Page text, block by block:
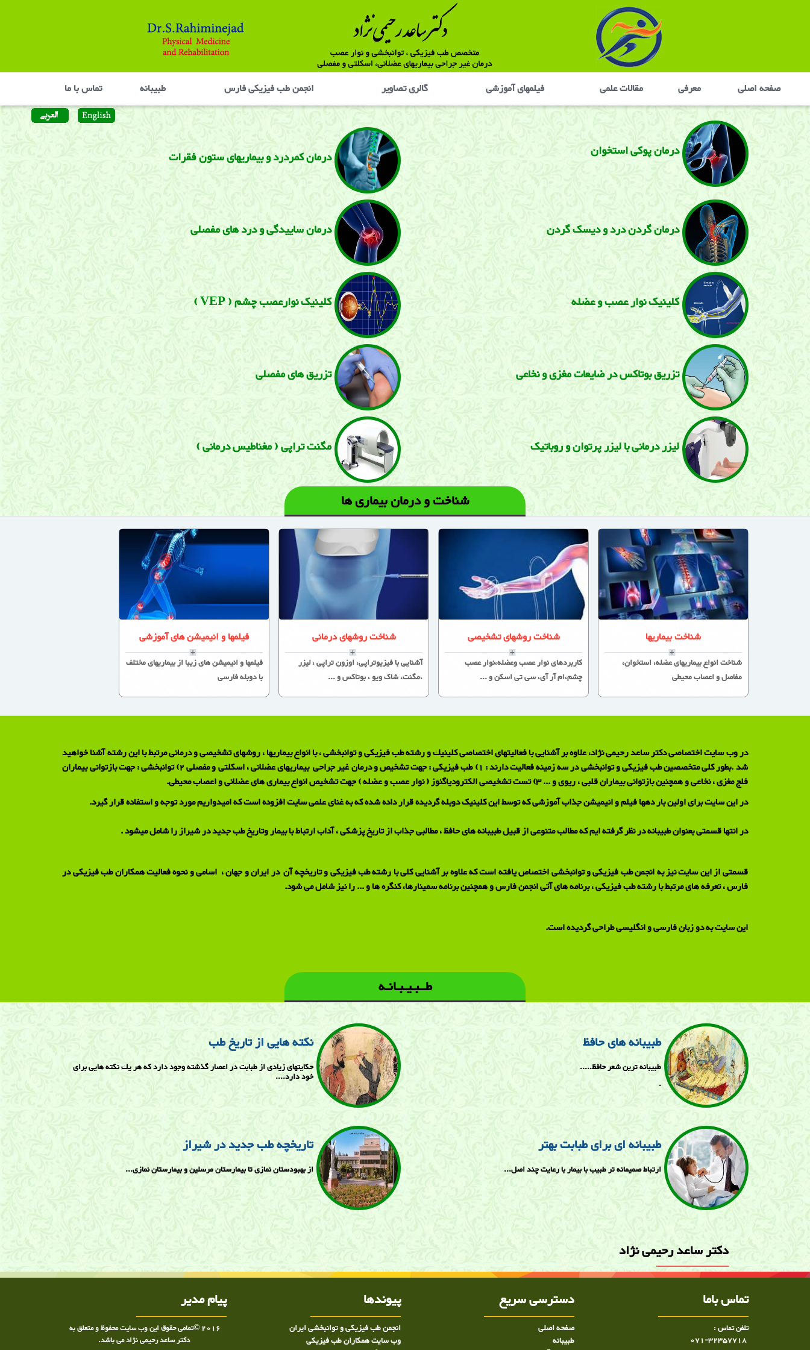
صفحه اصلی معرفی مقالات علمی فيلمهای آموزشی گالری تصاوير انجمن طب فیزیکی فارس طبیبانه تماس با ما
درمان پوکی استخوان درمان كمردرد و بیماریهای ستون فقرات
درمان گردن درد و دیسک گردن درمان ساییدگی و درد های مفصلی
كلینیک نوار عصب و عضله كلینیک نوارعصب چشم ( VEP )
تزریق بوتاكس در ضایعات مغزی و نخاعی تزریق های مفصلی
لیزر درمانی با لیزر پرتوان و روباتیک مگنت تراپی ( مغناطیس درمانی )
شناخت و درمان بیماری ها
شناخت بیماریها
شناخت انواع بیماریهای عضله، استخوان،
مفاصل و اعصاب محیطی
شناخت روشهای تشخیصی
کاربردهای نوار عصب وعضله،نوار عصب
چشم،ام آر آی، سی تی اسکن و ...
شناخت روشهای درمانی
آشنایی با فیزیوتراپی، اوزون تراپی ، لیزر
،مگنت، شاک ویو ، بوتاکس و ...
فیلمها و انیمیشن های آموزشی
فیلمها و انیمیشن های زیبا از بیماریهای مختلف
با دوبله فارسی
در وب سایت اختصاصی دکتر ساعد رحیمی نژاد، علاوه بر آشنایی با فعالیتهای اختصاصی كلینیك و رشته طب فیزیكی و توانبخشی ، با انواع بیماریها ، روشهای تشخیصی و درمانی مرتبط با این رشته آشنا خواهید
شد .بطور کلی متخصصین طب فیزیکی و توانبخشی در سه زمینه فعالیت دارند : 1) طب فیزیکی : جهت تشخیص و درمان غیر جراحی بیماریهای عضلانی ، اسکلتی و مفصلی 2) توانبخشی : جهت بازتوانی بیماران
فلج مغزی ، نخاعی و همچنین بازتوانی بیماران قلبی ، ریوی و ... 3) تست تشخیصی الکترودیاگنوز ( نوار عصب و عضله ) جهت تشخیص انواع بیماری های عضلانی و اعصاب محیطی.
در این سایت برای اولین بار دهها فیلم و انیمیشن جذاب آموزشی که توسط این کلینیک دوبله گردیده قرار داده شده که به غنای علمی سایت افزوده است که امیدواریم مورد توجه و استفاده قرار گیرد.
در انتها قسمتی بعنوان طبیبانه در نظر گرفته ایم که مطالب متنوعی از قبیل طبیبانه های حافظ ، مطالبی جذاب از تاریخ پزشکی ، آداب ارتباط با بیمار وتاریخ طب جدید در شیراز را شامل میشود .
قسمتی از این سایت نیز به انجمن طب فیزیکی و توانبخشی اختصاص یافته است که علاوه بر آشنایی کلی با رشته طب فیزیکی و تاریخچه آن در ایران و جهان ، اسامی و نحوه فعالیت همکاران طب فیزیکی در
فارس ، تعرفه های مرتبط با رشته طب فیزیکی ، برنامه های آتی انجمن فارس و همچنین برنامه سمینارها، کنگره ها و ... را نیز شامل می شود.
این سایت به دو زبان فارسی و انگلیسی طراحی گردیده است.
طــبـیـبـانـه
طبیبانه های حافظ
طبیبانه ترین شعر حافظ.....
.
نكته هايی از تاريخ طب
حكايتهای زيادی از طبابت در اعصار گذشته وجود دارد كه هر يك نكته هايی برای
خود دارد....
طبیبانه ای برای طبابت بهتر
ارتباط صميمانه تر طبيب با بيمار با رعایت چند اصل...
تاریخچه طب جدید در شیراز
از بهبودستان نمازی تا بیمارستان مرسلین و بیمارستان نمازی...
دکتر ساعد رحيمی ن‍ژاد
تماس باما
تلفن تماس :
دسترسی سریع
صفحه اصلی
طبيبانه
پیوندها
انجمن طب فیزیکی و توانبخشی ایران
وب سایت همکاران طب فیزیکی
پیام مدیر
2016 ©تمامی حقوق این وب سایت محفوظ و متعلق به
دکتر ساعد رحیمی نژاد می باشد.